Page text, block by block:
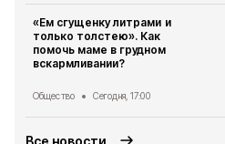
«Ем сгущенку литрами и
только толстею». Как
помочь маме в грудном
вскармливании?
Общество Сегодня, 17:00
Все новости